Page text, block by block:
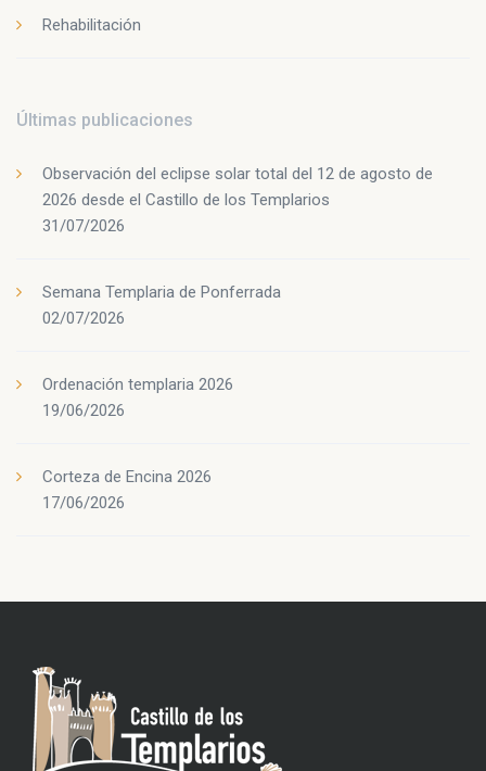
Rehabilitación
Últimas publicaciones
Observación del eclipse solar total del 12 de agosto de
2026 desde el Castillo de los Templarios
31/07/2026
Semana Templaria de Ponferrada
02/07/2026
Ordenación templaria 2026
19/06/2026
Corteza de Encina 2026
17/06/2026